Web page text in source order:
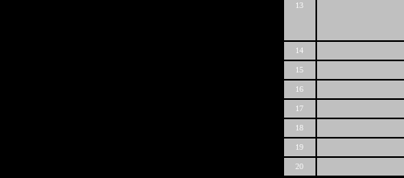
13
14
15
16
17
18
19
20